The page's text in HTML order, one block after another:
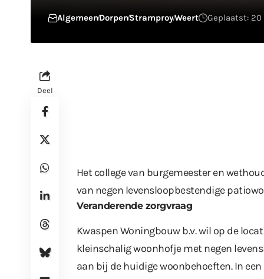
AlgemeenDorpenStramproyWeert Geplaatst: 20
Deel
Het college van burgemeester en
van negen levensloopbestendige
Veranderende zorgvraag
Kwaspen Woningbouw b.v. wil op de
kleinschalig woonhofje met negen
aan bij de huidige woonbehoeften. In